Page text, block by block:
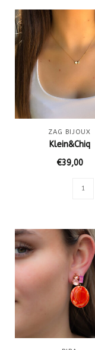
ZAG BIJOUX
Klein&Chiq
€39,00